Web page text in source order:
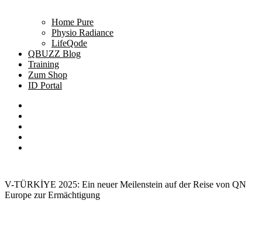
Home Pure
Physio Radiance
LifeQode
QBUZZ Blog
Training
Zum Shop
ID Portal
V-TÜRKİYE 2025: Ein neuer Meilenstein auf der Reise von QN
Europe zur Ermächtigung